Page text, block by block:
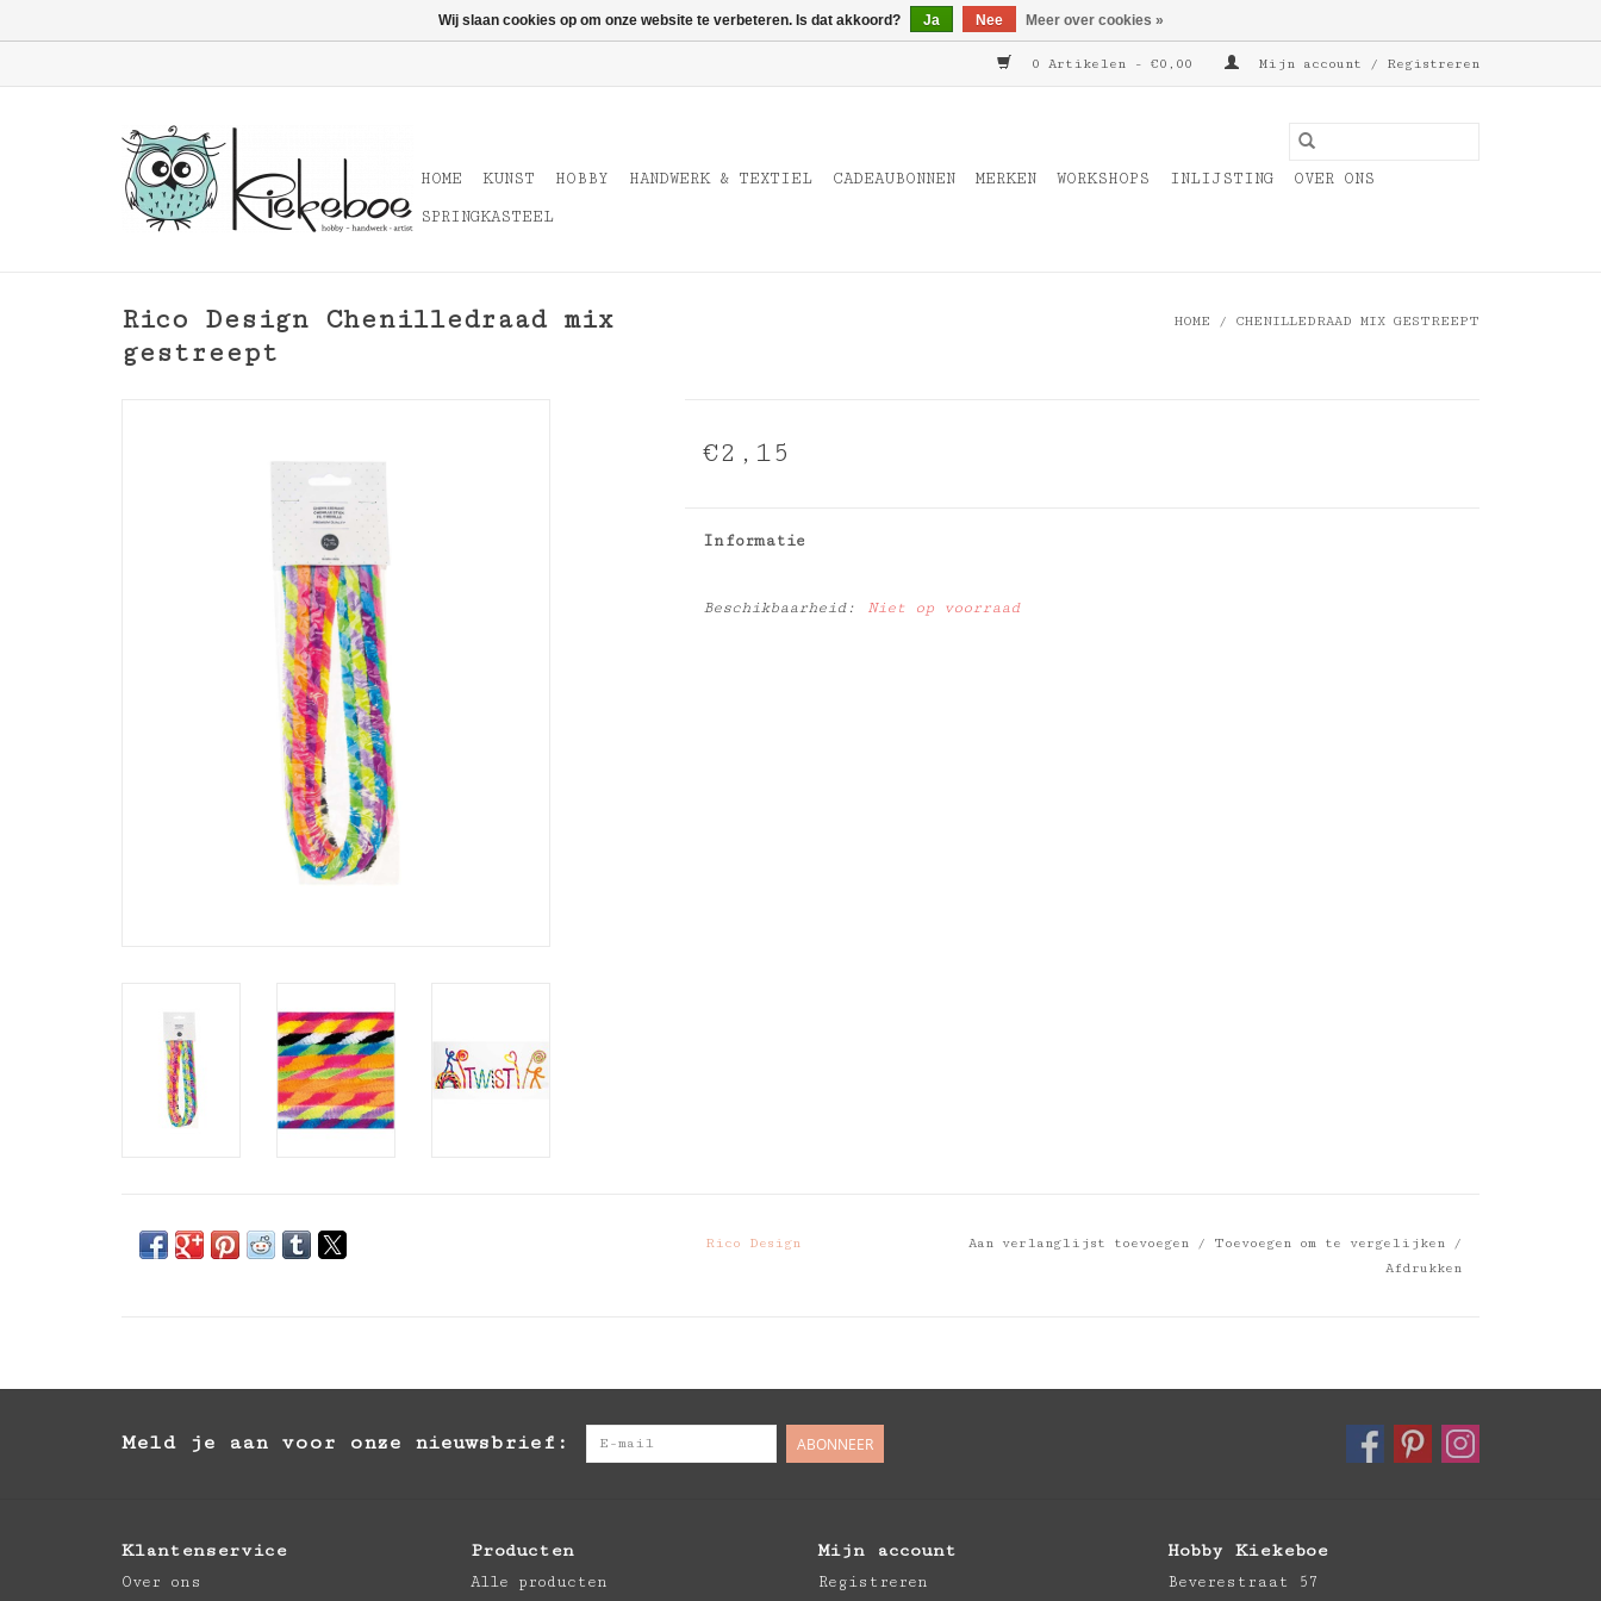
0 Artikelen - €0,00 Mijn account / Registreren
HOME KUNST HOBBY HANDWERK & TEXTIEL CADEAUBONNEN MERKEN WORKSHOPS INLIJSTING
OVER ONS
SPRINGKASTEEL
Rico Design Chenilledraad mix
gestreept
HOME / CHENILLEDRAAD MIX GESTREEPT
€2,15
Informatie
Beschikbaarheid: Niet op voorraad
Rico Design Aan verlanglijst toevoegen / Toevoegen om te vergelijken
/
Afdrukken
Meld je aan voor onze nieuwsbrief: ABONNEER
Klantenservice
Over ons
Producten
Alle producten
Mijn account
Registreren
Hobby Kiekeboe
Beverestraat 57
Wij slaan cookies op om onze website te verbeteren. Is dat akkoord? Ja Nee Meer over cookies »